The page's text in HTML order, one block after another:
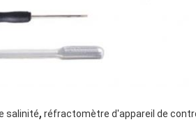
salinité, réfractomètre d'appareil de